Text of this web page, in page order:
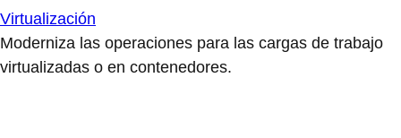
Virtualización
Moderniza las operaciones para las cargas de trabajo
virtualizadas o en contenedores.